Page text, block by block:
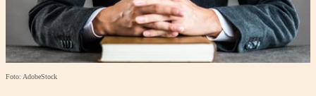
Foto: AdobeStock